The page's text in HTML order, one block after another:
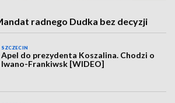
radnego Dudka bez decyzji
SZCZECIN
Apel do prezydenta Koszalina. Chodzi o
Iwano-Frankiwsk [WIDEO]